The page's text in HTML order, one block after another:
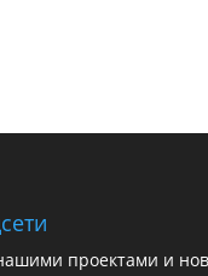
проектами и